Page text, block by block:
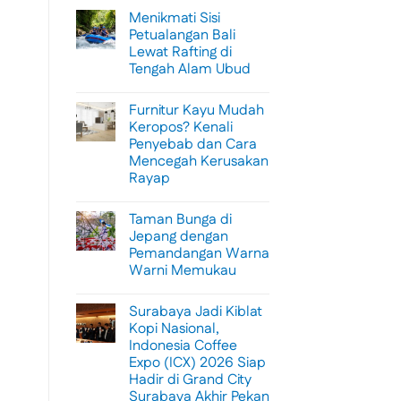
Menikmati Sisi
Petualangan Bali
Lewat Rafting di
Tengah Alam Ubud
on
Menikmati
Sisi
Petualangan
Bali
Lewat
Rafting
Alam
Ubud
Furnitur Kayu Mudah
Keropos? Kenali
Penyebab dan Cara
Mencegah Kerusakan
Rayap
on
Furnitur
Kayu
Mudah
Keropos?
Kenali
Cara
Mencegah
Kerusakan
Rayap
Taman Bunga di
Jepang dengan
Pemandangan Warna
Warni Memukau
on
Taman
Bunga
di
Jepang
dengan
Pemandangan
Warna
Surabaya Jadi Kiblat
Kopi Nasional,
Indonesia Coffee
Expo (ICX) 2026 Siap
Hadir di Grand City
Surabaya Akhir Pekan